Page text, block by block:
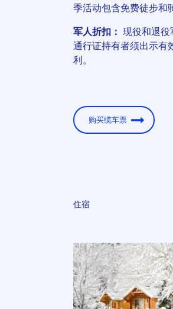
季活动包含免费徒步和
军人折扣：
现役和退役
通行证持有者须出示有
利。
购买缆车票
住宿